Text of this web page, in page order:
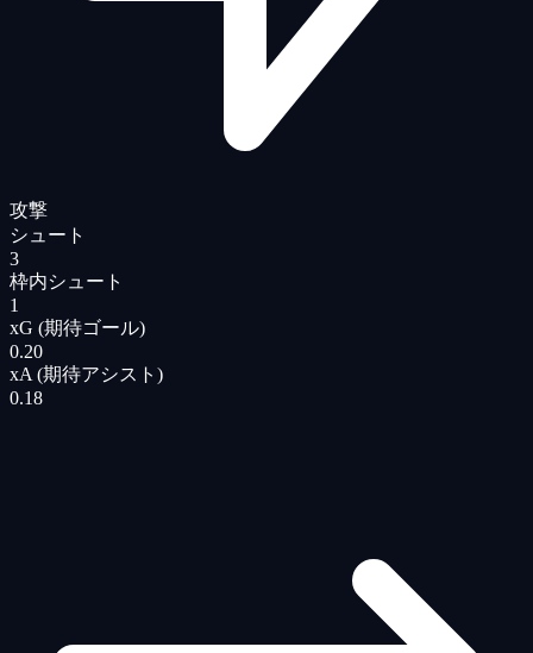
攻撃
シュート
3
枠内シュート
1
xG (期待ゴール)
0.20
xA (期待アシスト)
0.18